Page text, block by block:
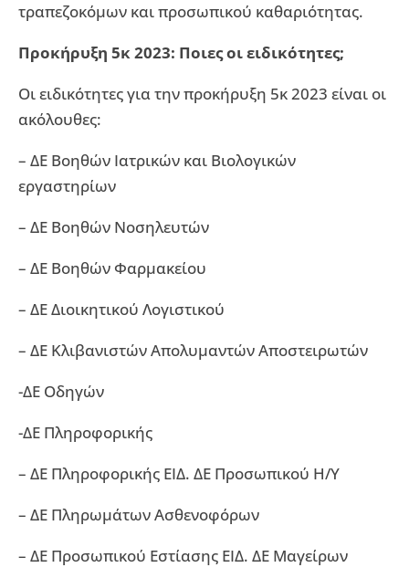
τραπεζοκόμων και προσωπικού καθαριότητας.
Προκήρυξη 5κ 2023: Ποιες οι ειδικότητες;
Οι ειδικότητες για την προκήρυξη 5κ 2023 είναι οι
ακόλουθες:
– ΔΕ Βοηθών Ιατρικών και Βιολογικών
εργαστηρίων
– ΔΕ Βοηθών Νοσηλευτών
– ΔΕ Βοηθών Φαρμακείου
– ΔΕ Διοικητικού Λογιστικού
– ΔΕ Κλιβανιστών Απολυμαντών Αποστειρωτών
-ΔΕ Οδηγών
-ΔΕ Πληροφορικής
– ΔΕ Πληροφορικής ΕΙΔ. ΔΕ Προσωπικού Η/Υ
– ΔΕ Πληρωμάτων Ασθενοφόρων
– ΔΕ Προσωπικού Εστίασης ΕΙΔ. ΔΕ Μαγείρων